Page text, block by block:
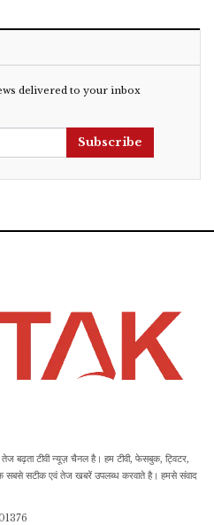
delivered to your inbox
Subscribe
टीवी न्यूज़ चैनल है। हम टीवी, फेसबुक, ट्विटर,
सबसे सटीक एवं तेज खबरें उपलब्ध करवाते है। हमसे संवाद